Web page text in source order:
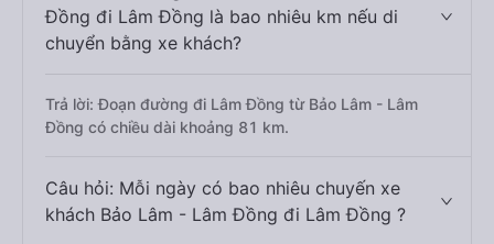
Đồng đi Lâm Đồng là bao nhiêu km nếu di
chuyển bằng xe khách?
Trả lời: Đoạn đường đi Lâm Đồng từ Bảo Lâm - Lâm
Đồng có chiều dài khoảng 81 km.
Câu hỏi: Mỗi ngày có bao nhiêu chuyến xe
khách Bảo Lâm - Lâm Đồng đi Lâm Đồng ?